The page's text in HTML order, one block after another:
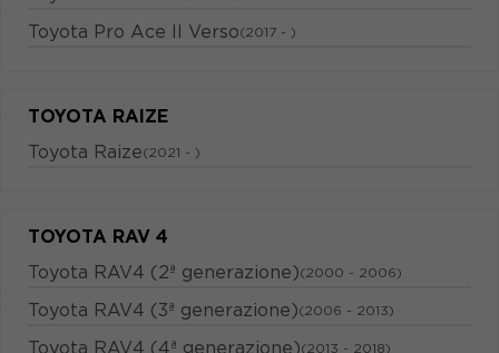
Toyota Pro Ace II Verso(2017 - )
TOYOTA RAIZE
Toyota Raize(2021 - )
TOYOTA RAV 4
Toyota RAV4 (2ª generazione)(2000 - 2006)
Toyota RAV4 (3ª generazione)(2006 - 2013)
Toyota RAV4 (4ª generazione)(2013 - 2018)